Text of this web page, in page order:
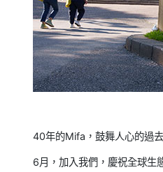
40年的Mifa，鼓舞人心的過
6月，加入我們，慶祝全球生